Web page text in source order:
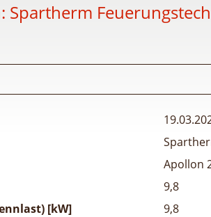
Spartherm
Apollon
9,8
[kW]
9,8